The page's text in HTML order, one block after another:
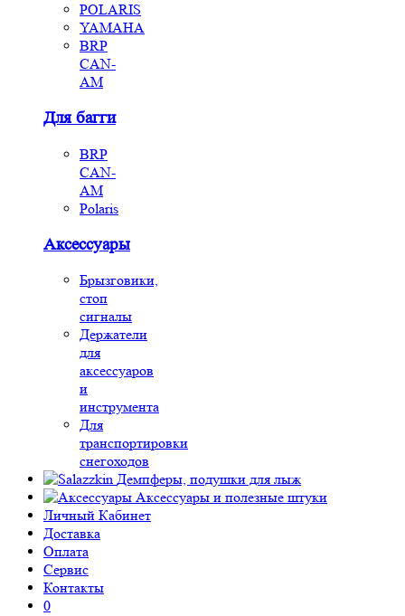
POLARIS
YAMAHA
BRP
CAN-
AM
Для багги
BRP
CAN-
AM
Polaris
Аксессуары
Брызговики,
стоп
сигналы
Держатели
для
аксессуаров
и
инструмента
Для
транспортировки
снегоходов
Демпферы, подушки для лыж
Аксессуары и полезные штуки
Личный Кабинет
Доставка
Оплата
Сервис
Контакты
0